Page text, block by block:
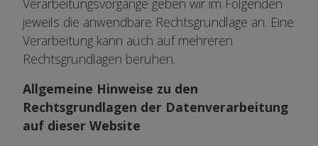
Verarbeitungsvorgänge geben wir im Folgenden
jeweils die anwendbare Rechtsgrundlage an. Eine
Verarbeitung kann auch auf mehreren
Rechtsgrundlagen beruhen.
Allgemeine Hinweise zu den
Rechtsgrundlagen der Datenverarbeitung
auf dieser Website